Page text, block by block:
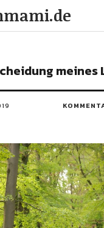
meines